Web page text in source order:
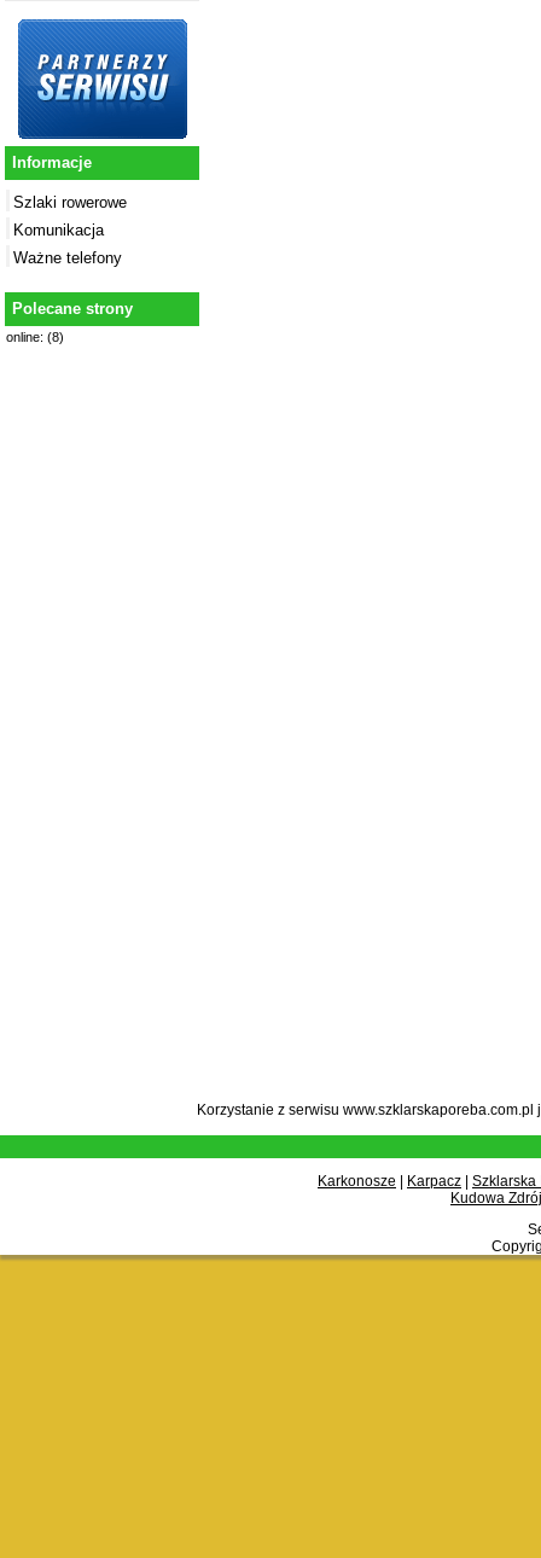
Informacje
Szlaki rowerowe
Komunikacja
Ważne telefony
Polecane strony
online: (8)
Korzystanie z serwisu
Karkonosze Karpacz
Szklarska
Kudowa